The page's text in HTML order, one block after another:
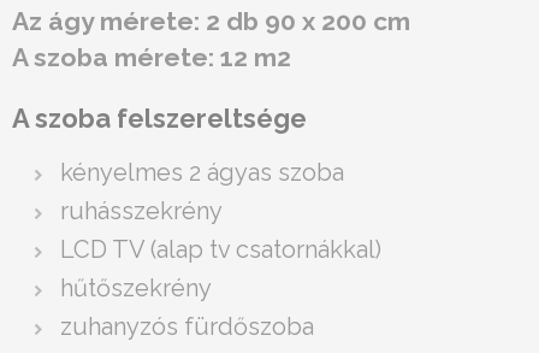
Az ágy mérete: 2 db 90 x 200 cm
A szoba mérete: 12 m2
A szoba felszereltsége
kényelmes 2 ágyas szoba
ruhásszekrény
LCD TV (alap tv csatornákkal)
hűtőszekrény
zuhanyzós fürdőszoba